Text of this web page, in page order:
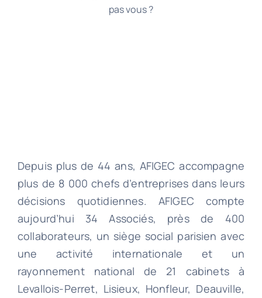
pas vous ?
Depuis plus de 44 ans, AFIGEC accompagne
plus de 8 000 chefs d’entreprises dans leurs
décisions quotidiennes. AFIGEC compte
aujourd’hui 34 Associés, près de 400
collaborateurs, un siège social parisien avec
une activité internationale et un
rayonnement national de 21 cabinets à
Levallois-Perret, Lisieux, Honfleur, Deauville,